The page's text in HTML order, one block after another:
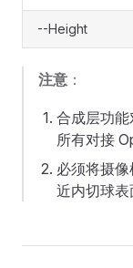
--Height
注意 ：
合成层功
所有对接
必须将摄
近内切球表